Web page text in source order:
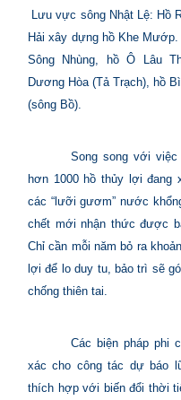
Lưu vực sông Nhật Lệ: Hồ
Hải xây dựng hồ Khe
Sông Nhùng, hồ Ô Lâu
Dương Hòa (Tả Trạch), hồ
(sông Bồ).
Song song với
hơn 1000 hồ thủy lợi
các “lưỡi gươm” nước
chết mới nhận thức được
Chỉ cần mỗi năm bỏ ra
lợi để lo duy tu, bảo trì sẽ
chống thiên tai.
Các biện pháp phi
xác cho công tác dự báo
thích hợp với biến đổi thời